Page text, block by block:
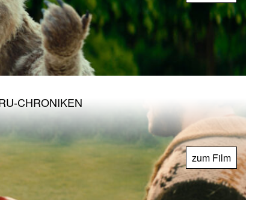
CHRONIKEN
zum Film